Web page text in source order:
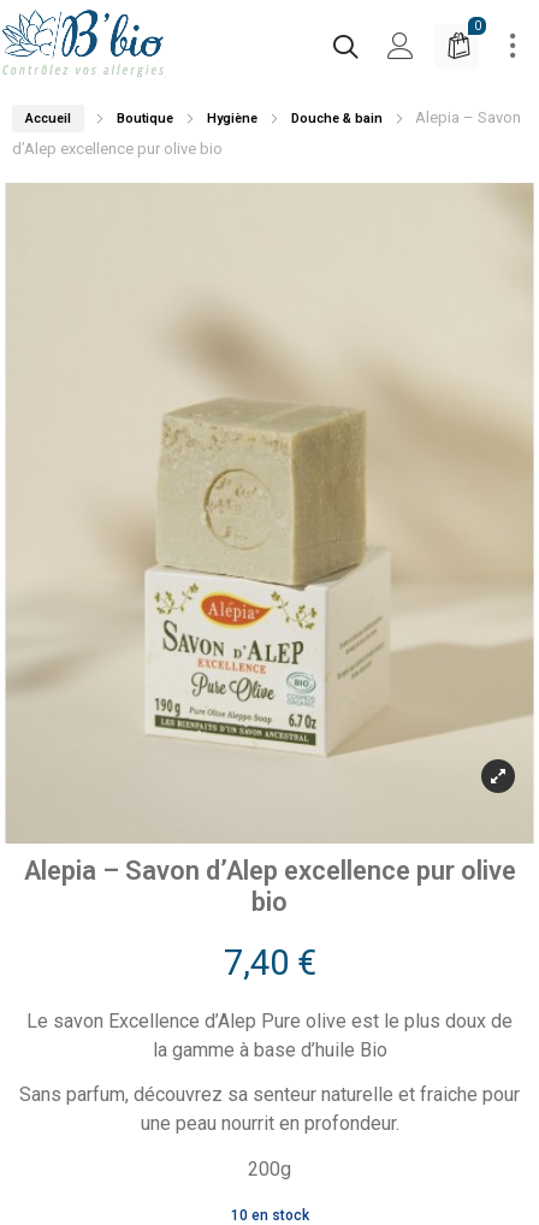
0
Accueil Boutique Hygiène Douche & bain
Alepia – Savon
d’Alep excellence pur olive bio
Alepia – Savon d’Alep excellence pur olive
bio
7,40 €
Le savon Excellence d’Alep Pure olive est le plus doux de
la gamme à base d’huile Bio
Sans parfum, découvrez sa senteur naturelle et fraiche pour
une peau nourrit en profondeur.
200g
10 en stock